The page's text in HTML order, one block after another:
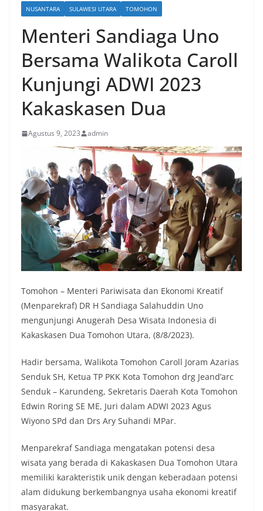
NUSANTARA SULAWESI UTARA TOMOHON
Menteri Sandiaga Uno
Bersama Walikota Caroll
Kunjungi ADWI 2023
Kakaskasen Dua
Agustus 9, 2023 admin
Tomohon – Menteri Pariwisata dan Ekonomi Kreatif
(Menparekraf) DR H Sandiaga Salahuddin Uno
mengunjungi Anugerah Desa Wisata Indonesia di
Kakaskasen Dua Tomohon Utara, (8/8/2023).
Hadir bersama, Walikota Tomohon Caroll Joram Azarias
Senduk SH, Ketua TP PKK Kota Tomohon drg Jeand’arc
Senduk – Karundeng, Sekretaris Daerah Kota Tomohon
Edwin Roring SE ME, Juri dalam ADWI 2023 Agus
Wiyono SPd dan Drs Ary Suhandi MPar.
Menparekraf Sandiaga mengatakan potensi desa
wisata yang berada di Kakaskasen Dua Tomohon Utara
memiliki karakteristik unik dengan keberadaan potensi
alam didukung berkembangnya usaha ekonomi kreatif
masyarakat.